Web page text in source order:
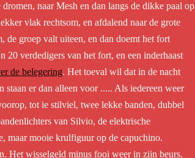
naar Mesh en dan langs de dikke paal op
vlak rechtsom, en afdalend naar de grote
de groep valt uiteen, en dan doemt het fort
verdedigers van het fort, en een inderhaast
de belegering. Het toeval wil dat in de nacht
staan er dan alleen voor ..... Als iedereen weer
tot ie stilviel, twee lekke banden, dubbel
van Silvio, de elektrische
maar mooie krulfiguur op de capuchino.
Het wisselgeld minus fooi weer in zijn beurs.